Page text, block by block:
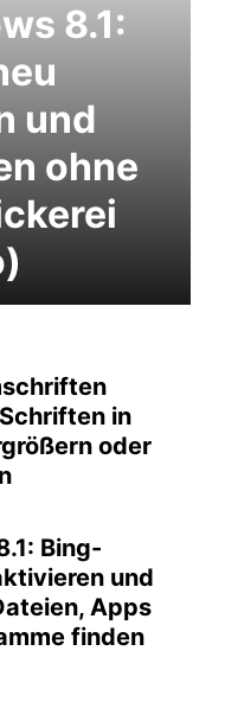
8.1:
und
ohne
in
oder
Bing-
und
Apps
finden